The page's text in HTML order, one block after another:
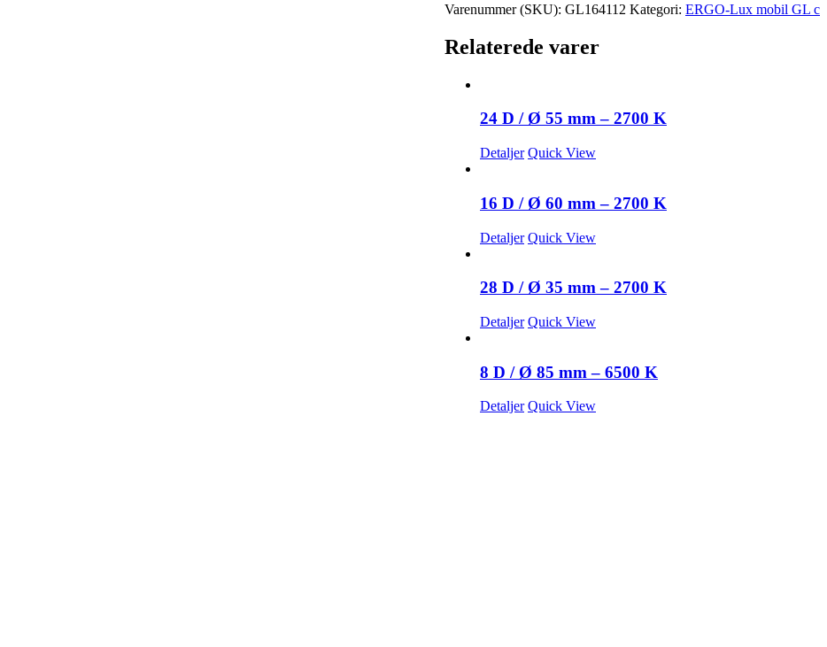
Varenummer (SKU): GL164112 Kategori: ERGO-Lux mobil GL c
Relaterede varer
24 D / Ø 55 mm – 2700 K
Detaljer Quick View
16 D / Ø 60 mm – 2700 K
Detaljer Quick View
28 D / Ø 35 mm – 2700 K
Detaljer Quick View
8 D / Ø 85 mm – 6500 K
Detaljer Quick View